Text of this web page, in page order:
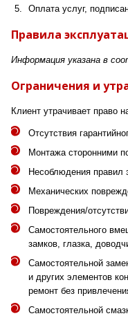
Оплата услуг,
Правила
Информация указана в
Ограничения и
Клиент утрачивает право
Отсутствия
Монтажа сторонними
Несоблюдения правил
Механических
Повреждения/
Самостоятельного
замков, глазка,
Самостоятельной
и других элементов
ремонт без
Самостоятельной